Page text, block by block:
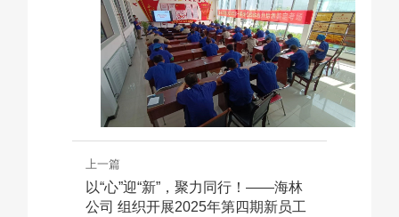
上一篇
以“心”迎“新”，聚力同行！——海林
公司 组织开展2025年第四期新员工